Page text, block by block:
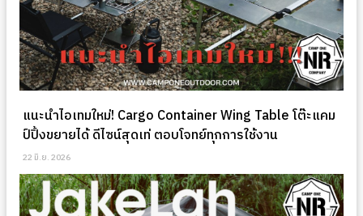
แนะนำไอเทมใหม่! Cargo Container Wing Table โต๊ะแคม
ป์ปิ้งขยายได้ ดีไซน์สุดเท่ ตอบโจทย์ทุกการใช้งาน
22 มิ.ย. 2026